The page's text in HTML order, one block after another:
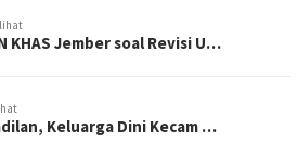
KHAS Jember soal Revisi U…
Keluarga Dini Kecam …